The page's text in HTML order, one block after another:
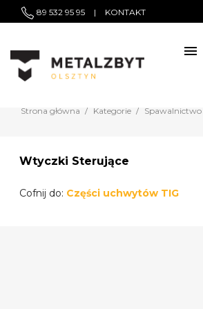
89 532 95 95 | KONTAKT

Strona główna Kategorie Spawalnictwo
Wtyczki Sterujące
Cofnij do: Części uchwytów TIG